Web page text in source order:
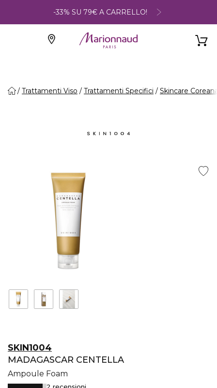
-33% SU 79€ A CARRELLO!
Trattamenti Viso Trattamenti Specifici Skincare
SKIN1004
MADAGASCAR CENTELLA
Ampoule Foam